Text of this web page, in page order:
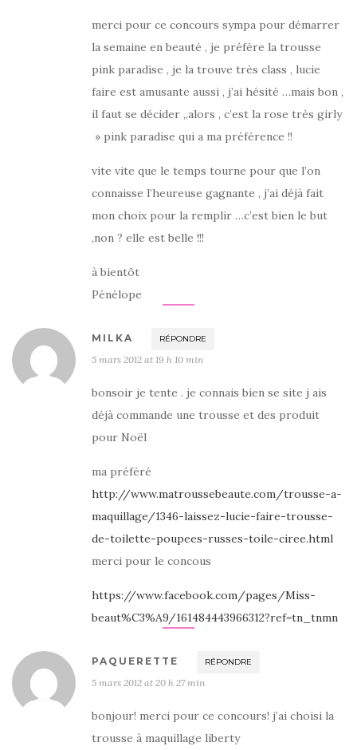
merci pour ce concours sympa pour démarrer
la semaine en beauté , je préfère la trousse
pink paradise , je la trouve très class , lucie
faire est amusante aussi , j’ai hésité …mais bon ,
il faut se décider ,,alors , c’est la rose très girly
» pink paradise qui a ma préférence !!
vite vite que le temps tourne pour que l’on
connaisse l’heureuse gagnante , j’ai déjà fait
mon choix pour la remplir …c’est bien le but
,non ? elle est belle !!!
à bientôt
Pénélope
MILKA RÉPONDRE
5 mars 2012 at 19 h 10 min
bonsoir je tente . je connais bien se site j ais
déjà commande une trousse et des produit
pour Noël
ma préféré
http://www.matroussebeaute.com/trousse-a-
maquillage/1346-laissez-lucie-faire-trousse-
de-toilette-poupees-russes-toile-ciree.html
merci pour le concous
https://www.facebook.com/pages/Miss-
beaut%C3%A9/161484443966312?ref=tn_tnmn
PAQUERETTE RÉPONDRE
5 mars 2012 at 20 h 27 min
bonjour! merci pour ce concours! j’ai choisi la
trousse à maquillage liberty